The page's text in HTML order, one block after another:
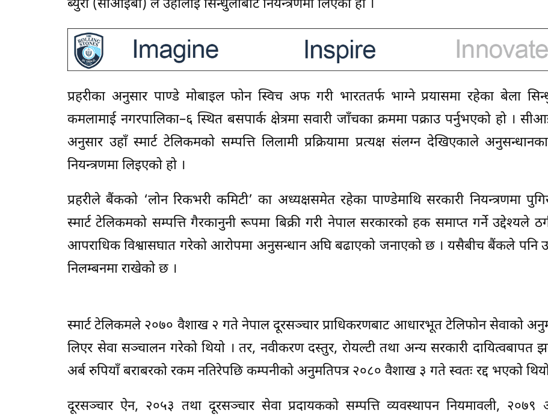
ब्युरो (सीआईबी) ले उहाँलाई सिन्धुलीबाट नियन्त्रणमा लिएको हो ।
प्रहरीका अनुसार पाण्डे मोबाइल फोन स्विच अफ गरी भारततर्फ भाग्ने प्रयासमा रहेका बेला
कमलामाई नगरपालिका–६ स्थित बसपार्क क्षेत्रमा सवारी जाँचका क्रममा पक्राउ पर्नुभएको हो ।
अनुसार उहाँ स्मार्ट टेलिकमको सम्पत्ति लिलामी प्रक्रियामा प्रत्यक्ष संलग्न देखिएकाले
नियन्त्रणमा लिइएको हो ।
प्रहरीले बैंकको ‘लोन रिकभरी कमिटी’ का अध्यक्षसमेत रहेका पाण्डेमाथि सरकारी नियन्त्रणमा
स्मार्ट टेलिकमको सम्पत्ति गैरकानुनी रूपमा बिक्री गरी नेपाल सरकारको हक समाप्त गर्ने उद्देश्यले
आपराधिक विश्वासघात गरेको आरोपमा अनुसन्धान अघि बढाएको जनाएको छ । यसैबीच बैंकले पनि
निलम्बनमा राखेको छ ।
स्मार्ट टेलिकमले २०७० वैशाख २ गते नेपाल दूरसञ्चार प्राधिकरणबाट आधारभूत टेलिफोन सेवाको
लिएर सेवा सञ्चालन गरेको थियो । तर, नवीकरण दस्तुर, रोयल्टी तथा अन्य सरकारी दायित्वबापत
अर्ब रुपियाँ बराबरको रकम नतिरेपछि कम्पनीको अनुमतिपत्र २०८० वैशाख ३ गते स्वतः रद्द भएको
दूरसञ्चार ऐन, २०५३ तथा दूरसञ्चार सेवा प्रदायकको सम्पत्ति व्यवस्थापन नियमावली, २०७९